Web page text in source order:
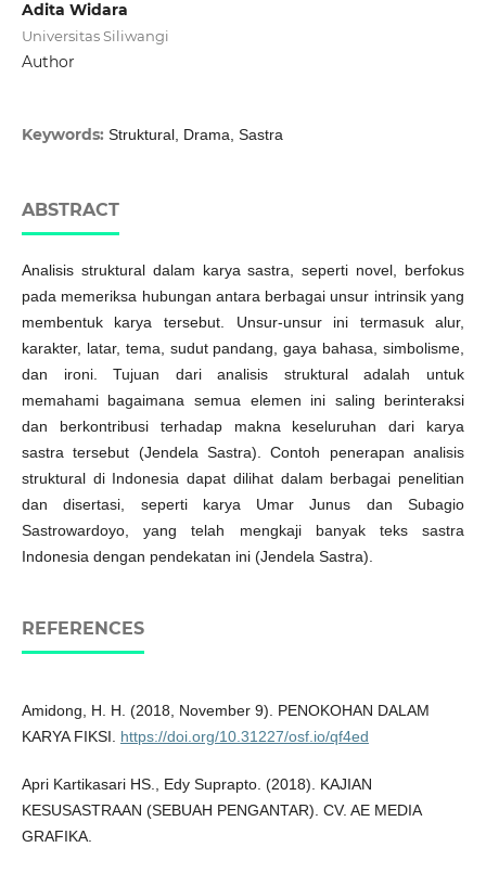
Adita Widara
Universitas Siliwangi
Author
Keywords: Struktural, Drama, Sastra
ABSTRACT
Analisis struktural dalam karya sastra, seperti novel, berfokus
pada memeriksa hubungan antara berbagai unsur intrinsik yang
membentuk karya tersebut. Unsur-unsur ini termasuk alur,
karakter, latar, tema, sudut pandang, gaya bahasa, simbolisme,
dan ironi. Tujuan dari analisis struktural adalah untuk
memahami bagaimana semua elemen ini saling berinteraksi
dan berkontribusi terhadap makna keseluruhan dari karya
sastra tersebut​ (Jendela Sastra)​. Contoh penerapan analisis
struktural di Indonesia dapat dilihat dalam berbagai penelitian
dan disertasi, seperti karya Umar Junus dan Subagio
Sastrowardoyo, yang telah mengkaji banyak teks sastra
Indonesia dengan pendekatan ini​ (Jendela Sastra)​.
REFERENCES
Amidong, H. H. (2018, November 9). PENOKOHAN DALAM
KARYA FIKSI. https://doi.org/10.31227/osf.io/qf4ed
Apri Kartikasari HS., Edy Suprapto. (2018). KAJIAN
KESUSASTRAAN (SEBUAH PENGANTAR). CV. AE MEDIA
GRAFIKA.